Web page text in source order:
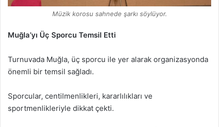
Müzik korosu sahnede şarkı söylüyor.
Muğla’yı Üç Sporcu Temsil Etti
Turnuvada Muğla, üç sporcu ile yer alarak organizasyonda
önemli bir temsil sağladı.
Sporcular, centilmenlikleri, kararlılıkları ve
sportmenlikleriyle dikkat çekti.